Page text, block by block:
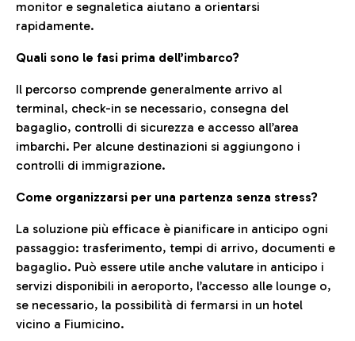
monitor e segnaletica aiutano a orientarsi
rapidamente.
Quali sono le fasi prima dell’imbarco?
Il percorso comprende generalmente arrivo al
terminal, check-in se necessario, consegna del
bagaglio, controlli di sicurezza e accesso all’area
imbarchi. Per alcune destinazioni si aggiungono i
controlli di immigrazione.
Come organizzarsi per una partenza senza stress?
La soluzione più efficace è pianificare in anticipo ogni
passaggio: trasferimento, tempi di arrivo, documenti e
bagaglio. Può essere utile anche valutare in anticipo i
servizi disponibili in aeroporto, l’accesso alle lounge o,
se necessario, la possibilità di fermarsi in un hotel
vicino a Fiumicino.